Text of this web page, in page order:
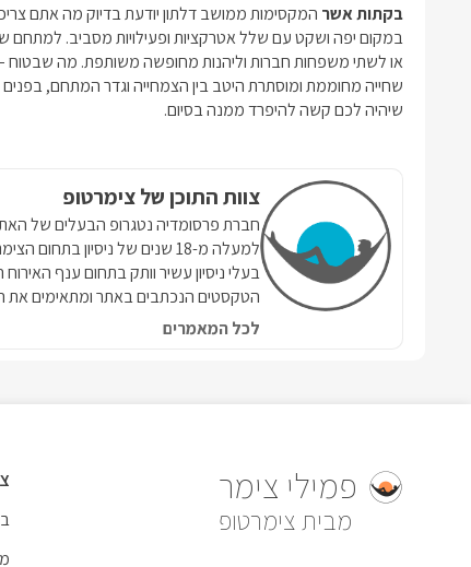
בקתות אשר המקסימות ממושב דלתון יודעת בדיוק מה אתם
במקום יפה ושקט עם שלל אטרקציות ופעילויות מסביב.
או לשתי משפחות חברות וליהנות מחופשה משותפת. מה שבטוח –
שחייה מחוממת ומוסתרת היטב בין הצמחייה וגדר המתחם,
שיהיה לכם קשה להיפרד ממנה בסיום.
צוות התוכן של צימרטופ
למעלה מ-18 שנים של ניסיון
בעלי ניסיון עשיר וותק בתחום ענף
הטקסטים הנכתבים באתר ומתאימים את
לכל המאמרים
פמילי צימר
צימרטופ